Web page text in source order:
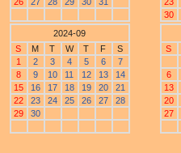
30
2024-09
S
M T W T F
S
1
2 3 4 5 6
7
8
9 10 11 12 13
14
15
16 17 18 19 20
21
22
23 24 25 26 27
28
29
30
S
6
13
20
27